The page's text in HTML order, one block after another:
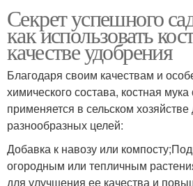
Секрет успешного
как использовать
качестве удобрения
Благодаря своим качествам и
химического состава, костная
применяется в сельском
разнообразных целей:
Добавка к навозу или
огородным или тепличным
для улучшения ее качества и